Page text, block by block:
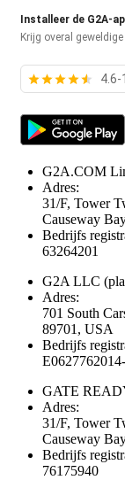
Installeer de G2A-
Krijg overal
4.6-
G2A.COM
Adres:
31/F, Tower
Causeway
Bedrijfs
63264201
G2A LLC
Adres:
701 South
89701, USA
Bedrijfs
GATE
Adres:
31/F, Tower
Causeway
Bedrijfs
76175940